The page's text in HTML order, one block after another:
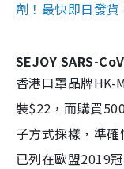
劑！最快即日發
SEJOY SARS-
香港口罩品牌HK-
裝$22，而購買
子方式採樣，準
已列在歐盟2019